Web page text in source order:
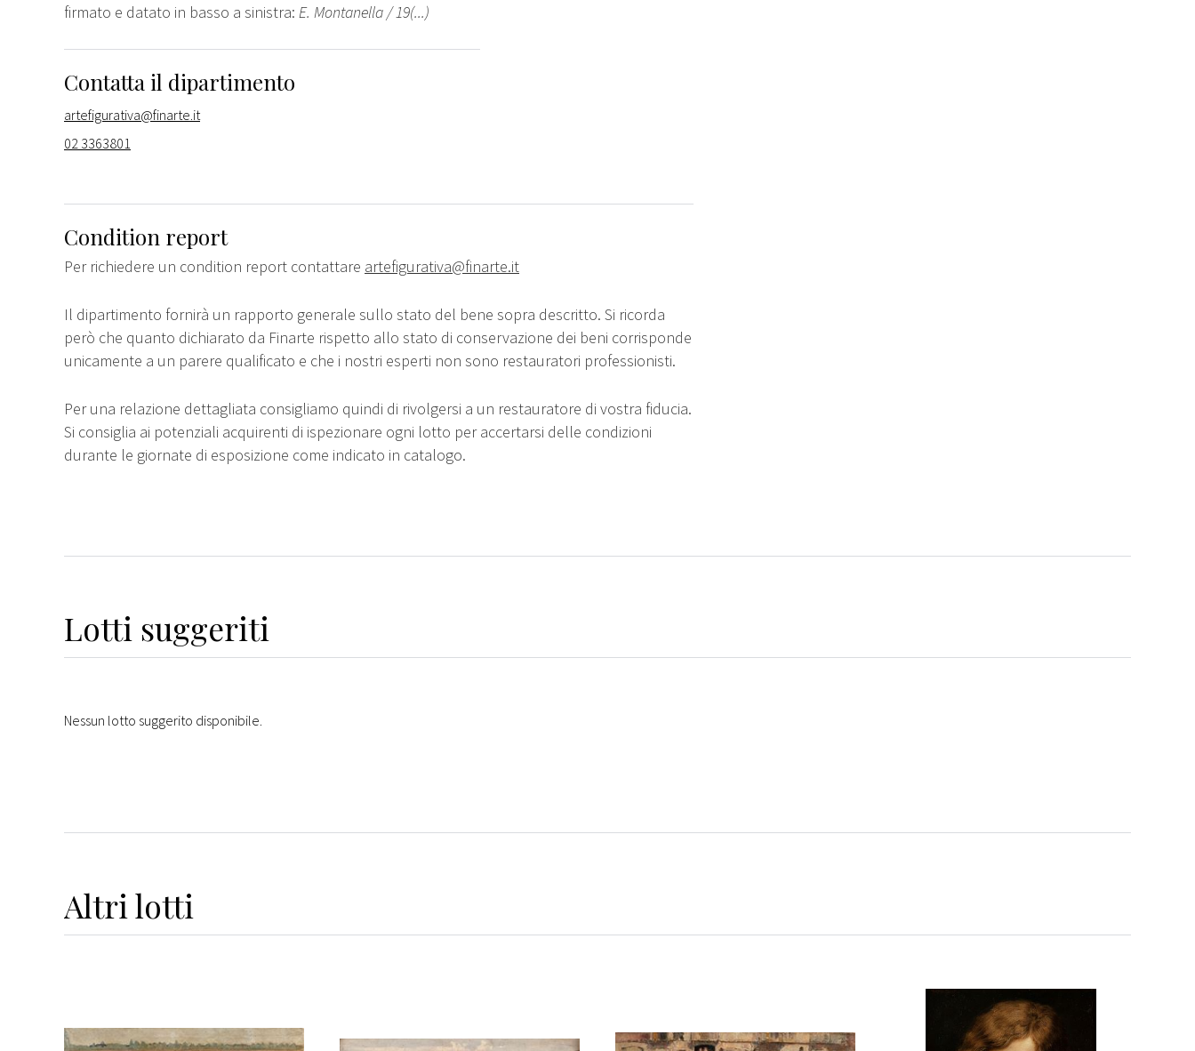
firmato e datato in basso a sinistra: E. Montanella / 19(...)
Contatta il dipartimento
artefigurativa@finarte.it
02 3363801
Condition report
Per richiedere un condition report contattare artefigurativa@finarte.it
Il dipartimento fornirà un rapporto generale sullo stato del bene sopra descritto. Si ricorda
però che quanto dichiarato da Finarte rispetto allo stato di conservazione dei beni corrisponde
unicamente a un parere qualificato e che i nostri esperti non sono restauratori professionisti.
Per una relazione dettagliata consigliamo quindi di rivolgersi a un restauratore di vostra fiducia.
Si consiglia ai potenziali acquirenti di ispezionare ogni lotto per accertarsi delle condizioni
durante le giornate di esposizione come indicato in catalogo.
Lotti suggeriti
Nessun lotto suggerito disponibile.
Altri lotti